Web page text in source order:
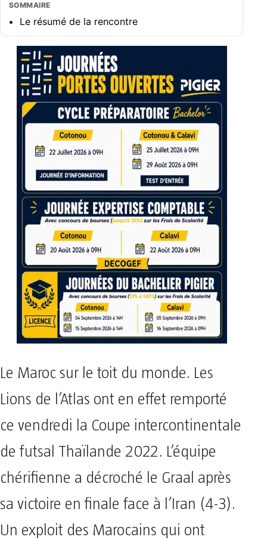
SOMMAIRE
Le résumé de la rencontre
Le Maroc sur le toit du monde. Les
Lions de l’Atlas ont en effet remporté
ce vendredi la Coupe intercontinentale
de futsal Thaïlande 2022. L’équipe
chérifienne a décroché le Graal après
sa victoire en finale face à l’Iran (4-3).
Un exploit des Marocains qui ont